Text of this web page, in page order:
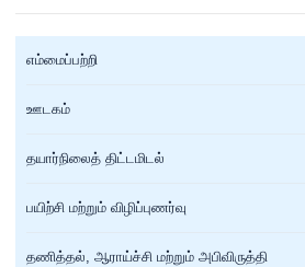
எம்மைப்பற்றி
ஊடகம்
தயார்நிலைத் திட்டமிடல்
பயிற்சி மற்றும் விழிப்புணர்வு
தணித்தல், ஆராய்ச்சி மற்றும் அபிவிருத்தி